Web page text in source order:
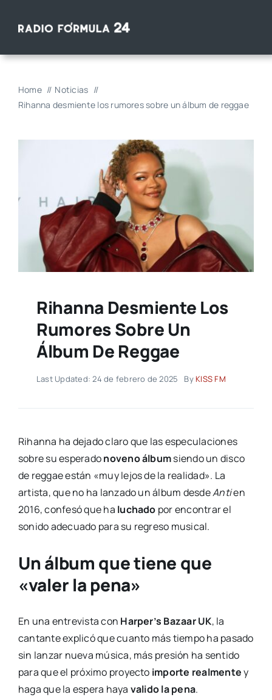
Home
Noticias
Rihanna desmiente los rumores sobre un álbum de reggae
Rihanna Desmiente Los
Rumores Sobre Un
Álbum De Reggae
Last Updated: 24 de febrero de 2025 By KISS FM
Rihanna ha dejado claro que las especulaciones
sobre su esperadonoveno álbumsiendo un disco
de reggae están «muy lejos de la realidad». La
artista, que no ha lanzado un álbum desdeAntien
2016, confesó que ha luchado por encontrar el
sonido adecuado para su regreso musical.
Un álbum que tiene que
«valer la pena»
En una entrevista con Harper’s Bazaar UK, la
cantante explicó que cuanto más tiempo ha pasado
sin lanzar nueva música, más presión ha sentido
para que el próximo proyecto importe realmentey
haga que la espera haya valido la pena.